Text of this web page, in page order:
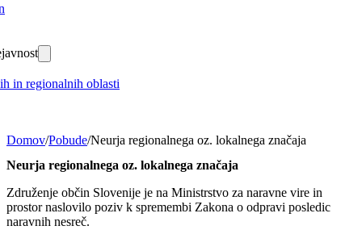
in regionalnih oblasti
Domov/Pobude/Neurja regionalnega oz. lokalnega značaja
Neurja regionalnega oz. lokalnega značaja
Združenje občin Slovenije je na Ministrstvo za naravne vire in
prostor naslovilo poziv k spremembi Zakona o odpravi posledic
naravnih nesreč.